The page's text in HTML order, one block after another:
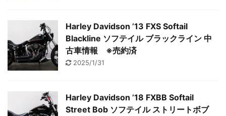
Harley Davidson ’13 FXS Softail
Blackline ソフテイル ブラックライン 中
古車情報 ※売約済
2025/1/31
Harley Davidson ’18 FXBB Softail
Street Bob ソフテイル ストリートボブ